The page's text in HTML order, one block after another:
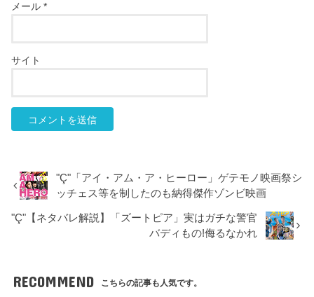
メール*
サイト
"Ç"「アイ・アム・ア・ヒーロー」ゲテモノ映画祭シ
ッチェス等を制したのも納得傑作ゾンビ映画
"Ç"【ネタバレ解説】「ズートピア」実はガチな警官
バディもの!侮るなかれ
RECOMMEND こちらの記事も人気です。